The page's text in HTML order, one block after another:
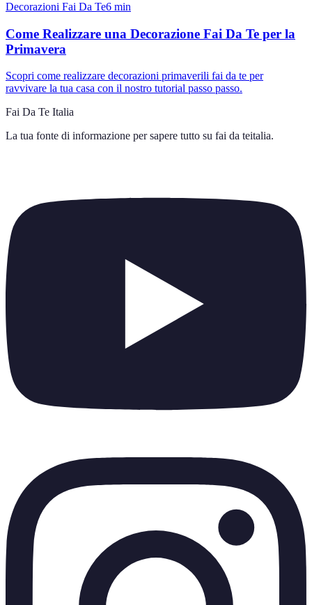
Decorazioni Fai Da Te6 min
Come Realizzare una Decorazione Fai Da Te per la
Primavera
Scopri come realizzare decorazioni primaverili fai da te per
ravvivare la tua casa con il nostro tutorial passo passo.
Fai Da Te Italia
La tua fonte di informazione per sapere tutto su fai da teitalia.